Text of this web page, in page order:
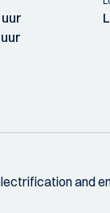
and